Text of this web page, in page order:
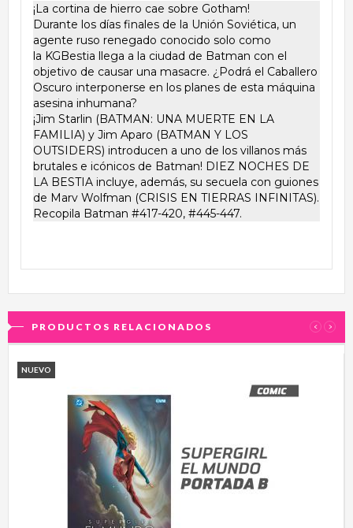
¡La cortina de hierro cae sobre Gotham!
Durante los días finales de la Unión Soviética, un
agente ruso renegado conocido solo como
la KGBestia llega a la ciudad de Batman con el
objetivo de causar una masacre. ¿Podrá el Caballero
Oscuro interponerse en los planes de esta máquina
asesina inhumana?
¡Jim Starlin (BATMAN: UNA MUERTE EN LA
FAMILIA) y Jim Aparo (BATMAN Y LOS
OUTSIDERS) introducen a uno de los villanos más
brutales e icónicos de Batman! DIEZ NOCHES DE
LA BESTIA incluye, además, su secuela con guiones
de Marv Wolfman (CRISIS EN TIERRAS INFINITAS).
Recopila Batman #417-420, #445-447.
PRODUCTOS RELACIONADOS ‹ ›
NUEVO